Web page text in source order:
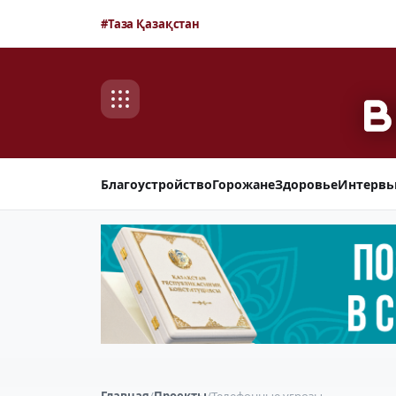
#Таза Қазақстан
БлагоустройствоГорожанеЗдоровье